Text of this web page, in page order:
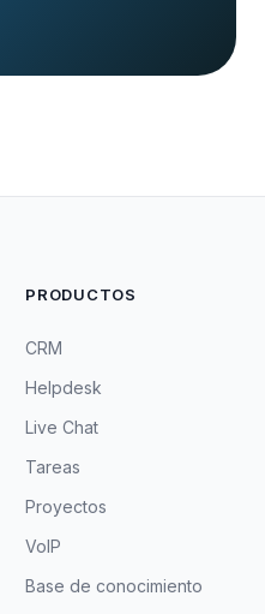
PRODUCTOS
CRM
Helpdesk
Live Chat
Tareas
Proyectos
VoIP
Base de conocimiento